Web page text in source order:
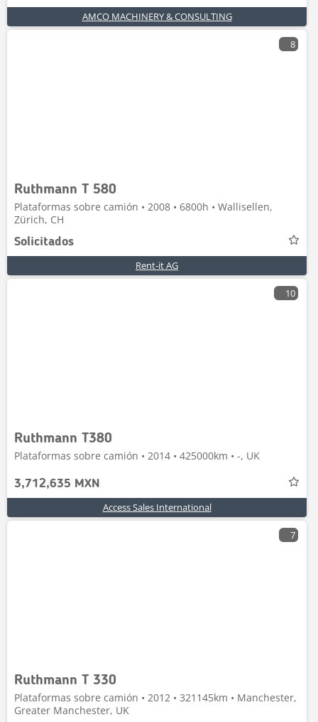
AMCO MACHINERY & CONSULTING
8
Ruthmann T 580
Plataformas sobre camión • 2008 • 6800h • Wallisellen,
Zürich, CH
Solicitados
Rent-it AG
10
Ruthmann T380
Plataformas sobre camión • 2014 • 425000km • -, UK
3,712,635 MXN
Access Sales International
7
Ruthmann T 330
Plataformas sobre camión • 2012 • 321145km • Manchester,
Greater Manchester, UK